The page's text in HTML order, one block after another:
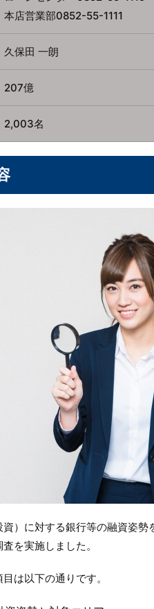
本店営業部0852-55-1111
久保田 一朗
207億
2,003名
）に対する銀行等の融資姿
を実施しました。
は以下の通りです。